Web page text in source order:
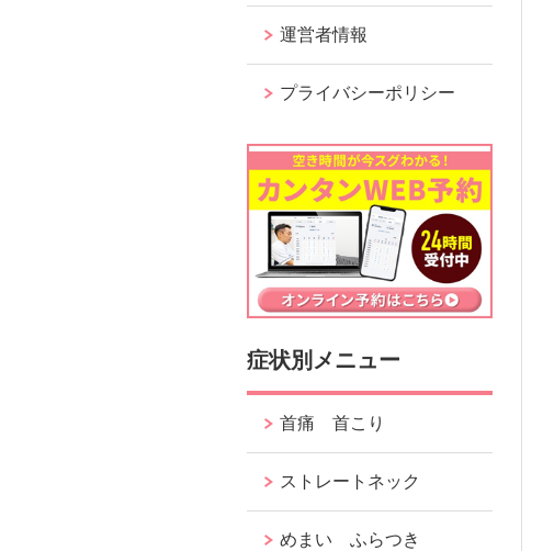
運営者情報
プライバシーポリシー
症状別メニュー
首痛 首こり
ストレートネック
めまい ふらつき